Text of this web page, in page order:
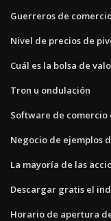
Guerreros de
Nivel de precios de
Cuál es la bolsa de
Tron u ondulación
Software de comercio
Negocio de ejemplos
La mayoría de las
Descargar gratis el
Horario de apertura